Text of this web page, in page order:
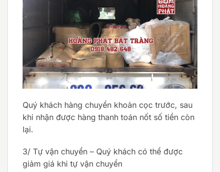
Quý khách hàng chuyển khoản cọc trước, sau
khi nhận được hàng thanh toán nốt số tiền còn
lại.
3/ Tự vận chuyển – Quý khách có thể được
giảm giá khi tự vận chuyển